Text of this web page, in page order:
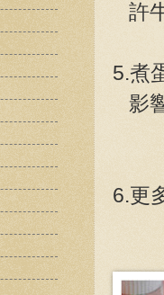
許
5.煮
影
6.更